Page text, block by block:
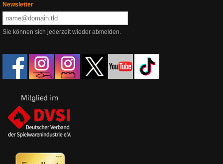
Newsletter
Sie können sich jederzeit wieder abmelden.